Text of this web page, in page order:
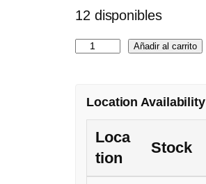
12 disponibles
Añadir al carrito
Location Availability
Loca
tion
Stock